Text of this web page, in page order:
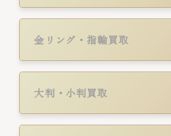
金リング・指輪買取
大判・小判買取